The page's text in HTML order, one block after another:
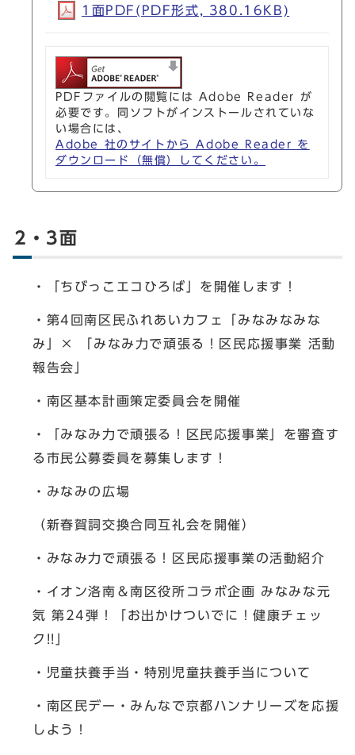
1面PDF(PDF形式, 380.16KB)
PDFファイルの閲覧には Adobe Reader が
必要です。同ソフトがインストールされていな
い場合には、
Adobe 社のサイトから Adobe Reader を
ダウンロード（無償）してください。
2・3面
・「ちびっこエコひろば」を開催します！
・第4回南区民ふれあいカフェ「みなみなみな
み」× 「みなみ力で頑張る！区民応援事業 活動
報告会」
・南区基本計画策定委員会を開催
・「みなみ力で頑張る！区民応援事業」を審査す
る市民公募委員を募集します！
・みなみの広場
（新春賀詞交換合同互礼会を開催）
・みなみ力で頑張る！区民応援事業の活動紹介
・イオン洛南＆南区役所コラボ企画 みなみな元
気 第24弾！「お出かけついでに！健康チェッ
ク!!」
・児童扶養手当・特別児童扶養手当について
・南区民デー・みんなで京都ハンナリーズを応援
しよう！